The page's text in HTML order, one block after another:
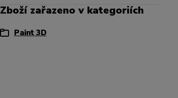
Zboží zařazeno v kategoriích
Paint 3D